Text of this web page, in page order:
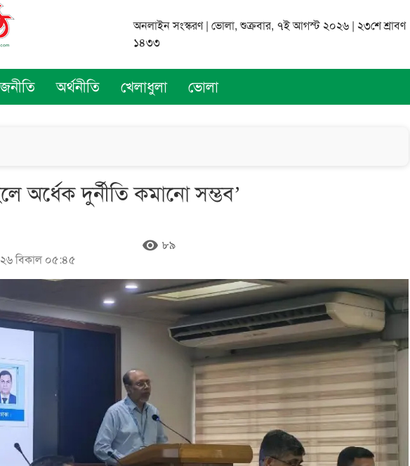
অনলাইন সংস্করণ | ভোলা, শুক্রবার, ৭ই আগস্ট ২০২৬ | ২৩শে শ্রাবণ
১৪৩৩
অর্থনীতি খেলাধুলা ভোলা
অর্ধেক দুর্নীতি কমানো সম্ভব’
বিকাল ০৫:৪৫
remove_red_eye ৮৯